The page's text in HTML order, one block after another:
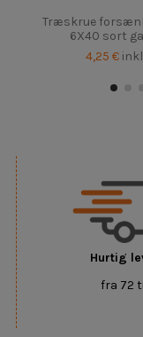
Træskrue
6X40 sort
4,25 €
Hurtig
fra 72